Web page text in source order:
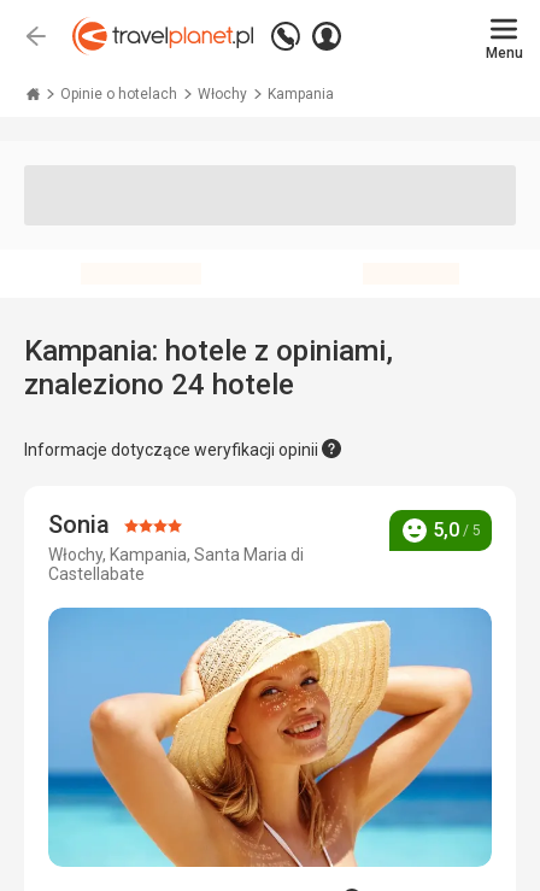
Wstecz
Zadzwoń
+48 71 771 76 55
Zaloguj
Menu
Opinie o hotelach Włochy Kampania
Kampania: hotele z opiniami,
znaleziono 24 hotele
Informacje dotyczące weryfikacji opinii
Sonia Ocena:
4/5
Włochy, Kampania, Santa Maria di
Castellabate
Ocena
5,0 / 5